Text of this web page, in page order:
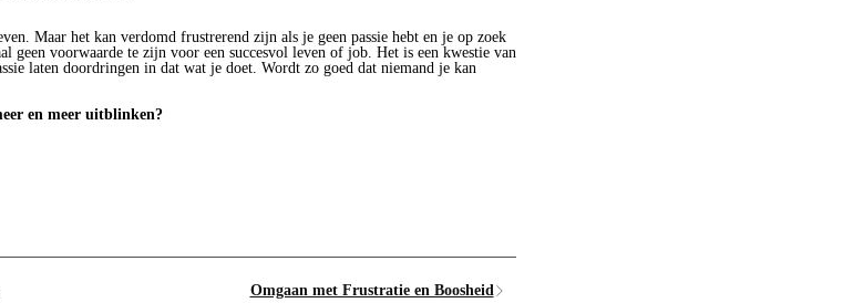
Maar het kan verdomd frustrerend zijn als je geen passie hebt en je op zoek
geen voorwaarde te zijn voor een succesvol leven of job. Het is een kwestie van
laten doordringen in dat wat je doet. Wordt zo goed dat niemand je kan
en meer uitblinken?
Omgaan met Frustratie en Boosheid